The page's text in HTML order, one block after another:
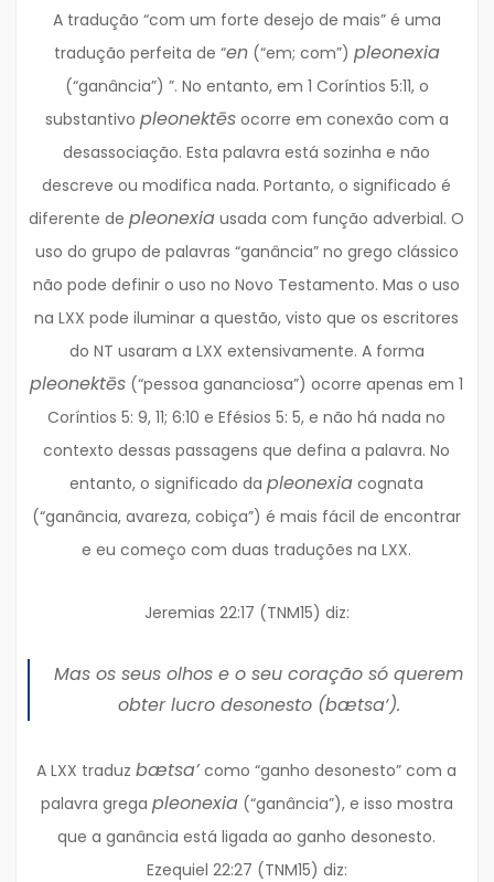
A tradução “com um forte desejo de mais” é uma
tradução perfeita de “en(“em; com”) pleonexia
(“ganância”) ”. No entanto, em 1 Coríntios 5:11, o
substantivo pleonektēsocorre em conexão com a
desassociação. Esta palavra está sozinha e não
descreve ou modifica nada. Portanto, o significado é
diferente depleonexia usada com função adverbial. O
uso do grupo de palavras “ganância” no grego clássico
não pode definir o uso no Novo Testamento. Mas o uso
na LXX pode iluminar a questão, visto que os escritores
do NT usaram a LXX extensivamente. A forma
pleonektēs (“pessoa gananciosa”) ocorre apenas em 1
Coríntios 5: 9, 11; 6:10 e Efésios 5: 5, e não há nada no
contexto dessas passagens que defina a palavra. No
entanto, o significado dapleonexia cognata
(“ganância, avareza, cobiça”) é mais fácil de encontrar
e eu começo com duas traduções na LXX.
Jeremias 22:17 (TNM15) diz:
Mas os seus olhos e o seu coração só querem
obter lucro desonesto (bætsa‘).
A LXX traduzbætsa’como “ganho desonesto” com a
palavra grega pleonexia(“ganância”), e isso mostra
que a ganância está ligada ao ganho desonesto.
Ezequiel 22:27 (TNM15) diz: